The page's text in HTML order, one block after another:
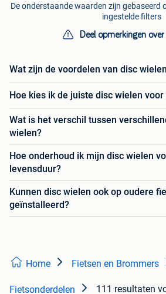
De onderstaande waarden zijn gebaseerd
ingestelde filters
Deel opmerkingen
Wat zijn de voordelen van disc
Hoe kies ik de juiste disc wielen
Wat is het verschil tussen
wielen?
Hoe onderhoud ik mijn disc wielen
levensduur?
Kunnen disc wielen ook op oudere
geïnstalleerd?
Home Fietsen en Brommers
Fietsonderdelen 111 resultaten